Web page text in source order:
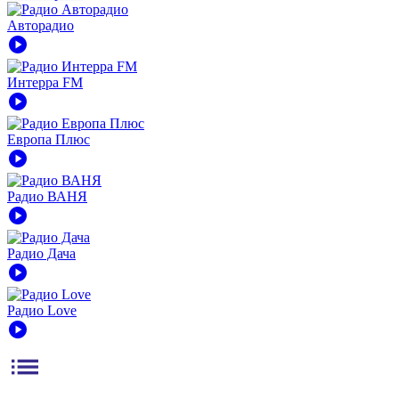
Авторадио
play_circle
Интерра FM
play_circle
Европа Плюс
play_circle
Радио ВАНЯ
play_circle
Радио Дача
play_circle
Радио Love
play_circle
list